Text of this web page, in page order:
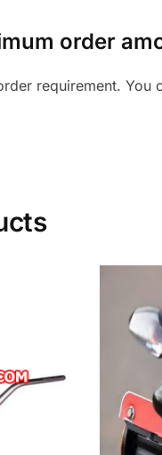
order
requirement.